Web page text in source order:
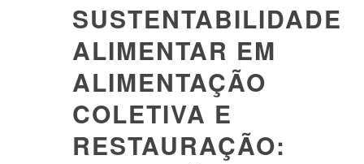
SUSTENTABILIDADE
ALIMENTAR EM
ALIMENTAÇÃO
COLETIVA E
RESTAURAÇÃO: